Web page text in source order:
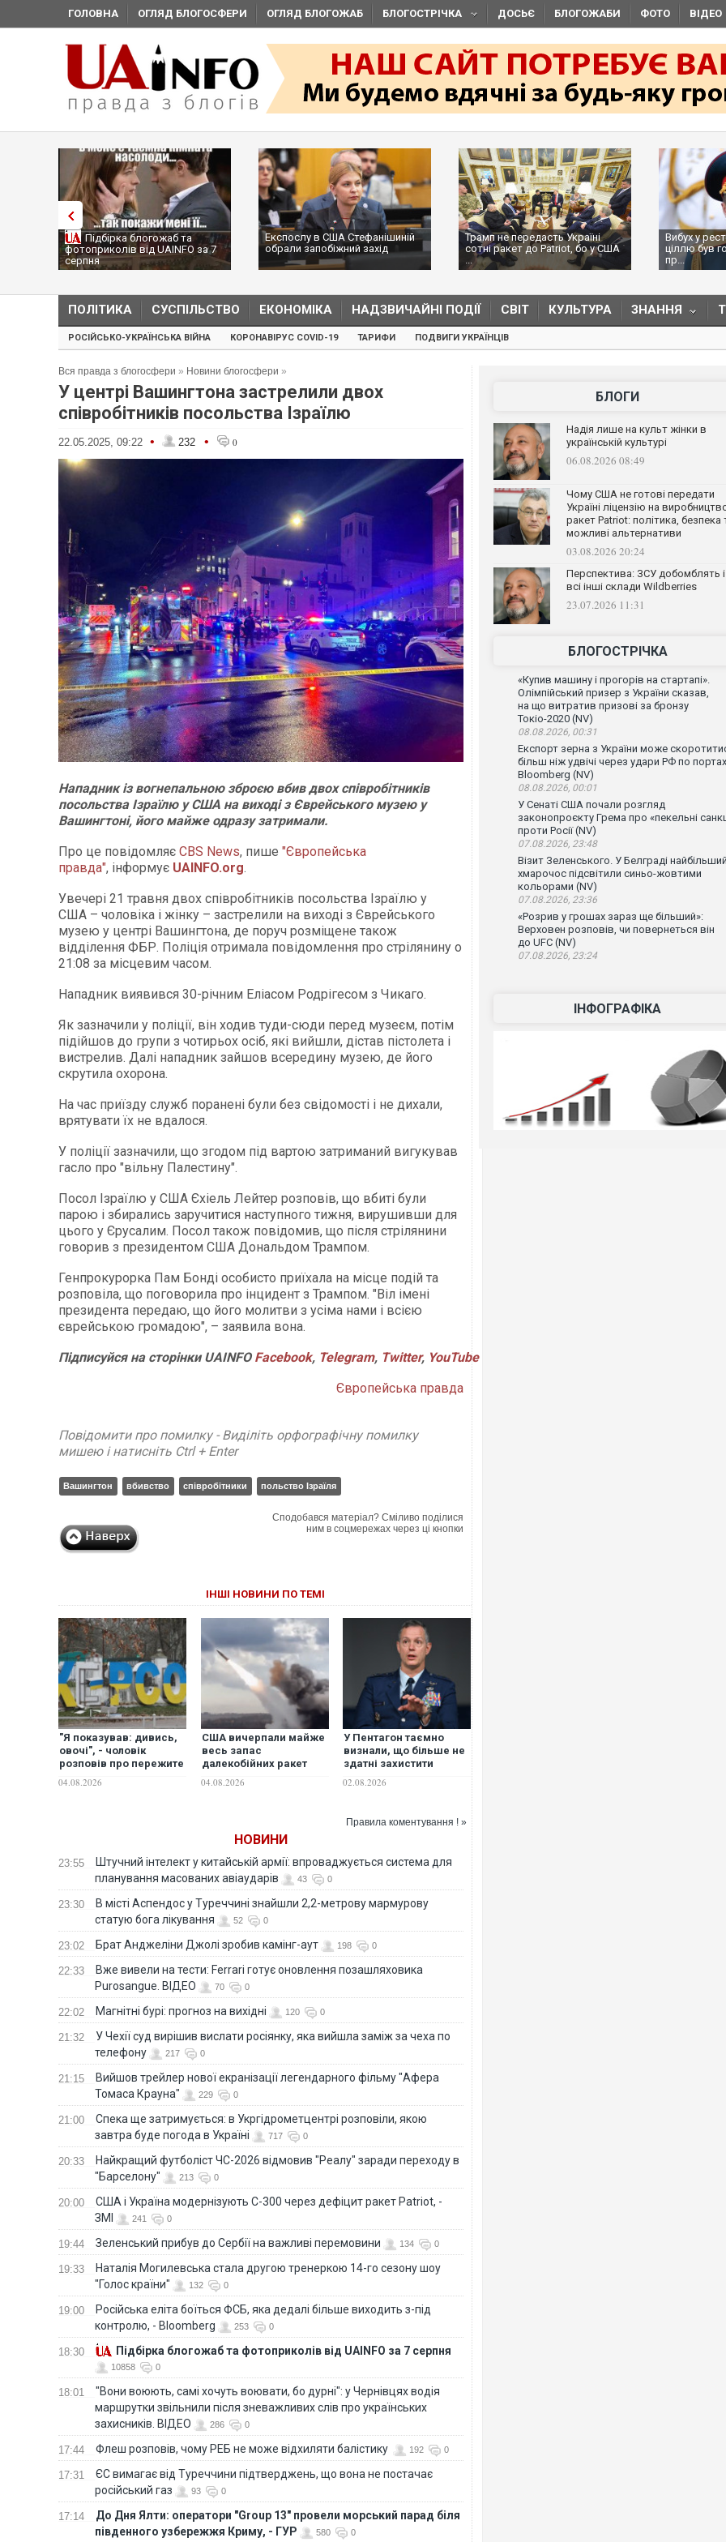
ГОЛОВНА ОГЛЯД БЛОГОСФЕРИ ОГЛЯД БЛОГОЖАБ БЛОГОСТРІЧКА ДОСЬЄ БЛОГОЖАБИ ФОТО ВІДЕО
Підбірка блогожаб та
фотоприколів від UAINFO за 7
серпня
Експослу в США Стефанішиній
обрали запобіжний захід
Трамп не передасть Україні
сотні ракет до Patriot, бо у США
...
Вибух у
ціллю був
пр...
ПОЛІТИКА СУСПІЛЬСТВО ЕКОНОМІКА НАДЗВИЧАЙНІ ПОДІЇ СВІТ КУЛЬТУРА ЗНАННЯ
РОСІЙСЬКО-УКРАЇНСЬКА ВІЙНА КОРОНАВІРУС COVID-19 ТАРИФИ ПОДВИГИ УКРАЇНЦІВ
Вся правда з блогосфери » Новини блогосфери »
У центрі Вашингтона застрелили двох
співробітників посольства Ізраїлю
22.05.2025, 09:22 • 232 • 0
Нападник із вогнепальною зброєю вбив двох співробітників
посольства Ізраїлю у США на виході з Єврейського музею у
Вашингтоні, його майже одразу затримали.
Про це повідомляє CBS News, пише "Європейська
правда", інформує UAINFO.org.
Увечері 21 травня двох співробітників посольства Ізраїлю у
США – чоловіка і жінку – застрелили на виході з Єврейського
музею у центрі Вашингтона, де поруч розміщене також
відділення ФБР. Поліція отримала повідомлення про стрілянину о
21:08 за місцевим часом.
Нападник виявився 30-річним Еліасом Родрігесом з Чикаго.
Як зазначили у поліції, він ходив туди-сюди перед музеєм, потім
підійшов до групи з чотирьох осіб, які вийшли, дістав пістолета і
вистрелив. Далі нападник зайшов всередину музею, де його
скрутила охорона.
На час приїзду служб поранені були без свідомості і не дихали,
врятувати їх не вдалося.
У поліції зазначили, що згодом під вартою затриманий вигукував
гасло про "вільну Палестину".
Посол Ізраїлю у США Єхіель Лейтер розповів, що вбиті були
парою і збирались заручитися наступного тижня, вирушивши для
цього у Єрусалим. Посол також повідомив, що після стрілянини
говорив з президентом США Дональдом Трампом.
Генпрокурорка Пам Бонді особисто приїхала на місце подій та
розповіла, що поговорила про інцидент з Трампом. "Віл імені
президента передаю, що його молитви з усіма нами і всією
єврейською громадою", – заявила вона.
ПідписуйсянасторінкиUAINFO Facebook, Telegram, Twitter, YouTube
Європейська правда
Повідомити про помилку - Виділіть орфографічну помилку
мишею і натисніть Ctrl + Enter
Вашингтон вбивство співробітники польство Ізраїля
Сподобався матеріал? Сміливо поділися
ним в соцмережах через ці кнопки
ІНШІ НОВИНИ ПО ТЕМІ
"Я показував: дивись,
овочі", - чоловік
розповів про пережите
Херсоні
04.08.2026
США вичерпали майже
весь запас
далекобійних ракет
Reuters
04.08.2026
У Пентагон таємно
визнали, що більше не
здатні захистити
02.08.2026
Правила коментування ! »
НОВИНИ
23:55
Штучний інтелект у китайській армії: впроваджується система для
планування масованих авіаударів
43 0
23:30
В місті Аспендос у Туреччині знайшли 2,2-метрову мармурову
статую бога лікування
52 0
23:02 Брат Анджеліни Джолі зробив камінг-аут 198 0
22:33
Вже вивели на тести: Ferrari готує оновлення позашляховика
Purosangue. ВІДЕО
70 0
22:02 Магнітні бурі: прогноз на вихідні 120 0
21:32
У Чехії суд вирішив вислати росіянку, яка вийшла заміж за чеха по
телефону
217 0
21:15
Вийшов трейлер нової екранізації легендарного фільму "Афера
Томаса Крауна"
229 0
21:00
Спека ще затримується: в Укргідрометцентрі розповіли, якою
завтра буде погода в Україні
717 0
20:33
Найкращий футболіст ЧС-2026 відмовив "Реалу" заради переходу в
"Барселону"
213 0
20:00
США і Україна модернізують С-300 через дефіцит ракет Patriot, -
ЗМІ
241 0
19:44 Зеленський прибув до Сербії на важливі перемовини 134 0
19:33
Наталія Могилевська стала другою тренеркою 14-го сезону шоу
"Голос країни"
132 0
19:00
Російська еліта боїться ФСБ, яка дедалі більше виходить з-під
контролю, - Bloomberg
253 0
18:30 Підбірка блогожаб та фотоприколів від UAINFO за 7 серпня
10858 0
18:01
"Вони воюють, самі хочуть воювати, бо дурні": у Чернівцях водія
маршрутки звільнили після зневажливих слів про українських
захисників. ВІДЕО
286 0
17:44 Флеш розповів, чому РЕБ не може відхиляти балістику 192 0
17:31
ЄС вимагає від Туреччини підтверджень, що вона не постачає
російський газ
93 0
17:14
До Дня Ялти: оператори "Group 13" провели морський парад біля
південного узбережжя Криму, - ГУР
580 0
БЛОГИ
Надія лише на культ жінки в
українській культурі
06.08.2026 08:49
Чому США не готові передати
Україні ліцензію на
ракет Patriot: політика, безпека
можливі альтернативи
03.08.2026 20:24
Перспектива: ЗСУ добомблять і
всі інші склади Wildberries
23.07.2026 11:31
БЛОГОСТРІЧКА
«Купив машину і прогорів на стартапі».
Олімпійський призер з України сказав,
на що витратив призові за бронзу
Токіо-2020 (NV)
08.08.2026, 00:31
Експорт зерна з України може
більш ніж удвічі через удари РФ по
Bloomberg (NV)
08.08.2026, 00:01
У Сенаті США почали розгляд
законопроєкту Грема про «пекельні
проти Росії (NV)
07.08.2026, 23:48
Візит Зеленського. У Белграді найбільший
хмарочос підсвітили синьо-жовтими
кольорами (NV)
07.08.2026, 23:36
«Розрив у грошах зараз ще більший»:
Верховен розповів, чи повернеться він
до UFC (NV)
07.08.2026, 23:24
ІНФОГРАФІКА